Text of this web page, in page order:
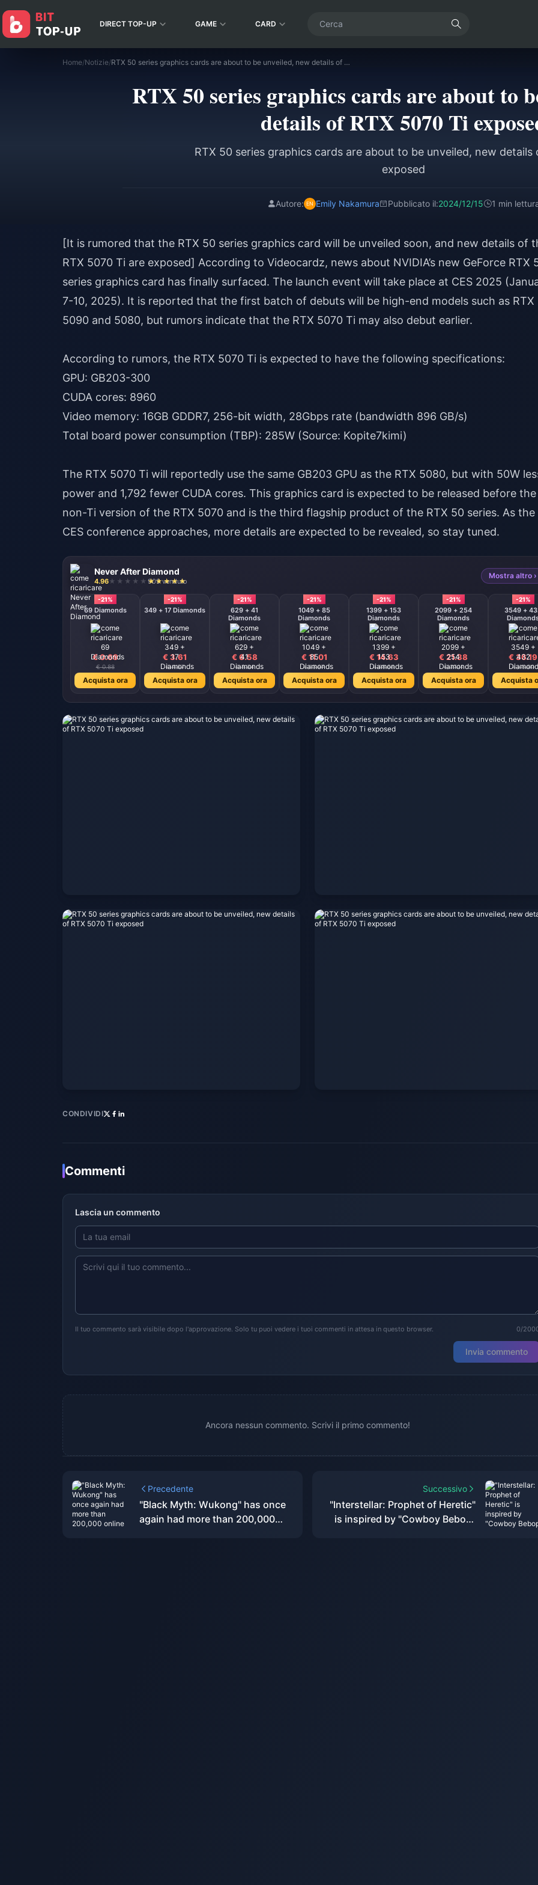
DIRECT TOP-UP GAME CARD
Home/Notizie/ RTX 50 series graphics cards are about to be unveiled, new details of RTX 5070 Ti exposed
RTX 50 series graphics cards are about to
details of RTX 5070 Ti
RTX 50 series graphics cards are about to be unveiled, new details
exposed
Autore: Emily Nakamura Pubblicato il:2024/12/15 1 min
[It is rumored that the RTX 50 series graphics card will be unveiled soon, and new details of
RTX 5070 Ti are exposed] According to Videocardz, news about NVIDIA’s new GeForce RTX
series graphics card has finally surfaced. The launch event will take place at CES 2025
7-10, 2025). It is reported that the first batch of debuts will be high-end models such as RTX
5090 and 5080, but rumors indicate that the RTX 5070 Ti may also debut earlier.
According to rumors, the RTX 5070 Ti is expected to have the following specifications:
GPU: GB203-300
CUDA cores: 8960
Video memory: 16GB GDDR7, 256-bit width, 28Gbps rate (bandwidth 896 GB/s)
Total board power consumption (TBP): 285W (Source: Kopite7kimi)
The RTX 5070 Ti will reportedly use the same GB203 GPU as the RTX 5080, but with 50W
power and 1,792 fewer CUDA cores. This graphics card is expected to be released before the
non-Ti version of the RTX 5070 and is the third flagship product of the RTX 50 series. As the
CES conference approaches, more details are expected to be revealed, so stay tuned.
Never After Diamond
4.96 909 venduto
Mostra altro ›
-21%
69 Diamonds
€ 0.69
€ 0.88
Acquista ora
-21%
349 + 17 Diamonds
€ 3.61
€ 4.57
Acquista ora
-21%
629 + 41
Diamonds
€ 6.58
€ 8.34
Acquista ora
-21%
1049 + 85
Diamonds
€ 11.01
€ 13.97
Acquista ora
-21%
1399 + 153
Diamonds
€ 14.63
€ 18.56
Acquista ora
-21%
2099 + 254
Diamonds
€ 21.38
€ 27.11
Acquista ora
-21%
3549 +
€ 36.19
€ 45.90
Acquista
CONDIVIDI
Commenti
Lascia un commento
Il tuo commento sarà visibile dopo l'approvazione. Solo tu puoi vedere i tuoi commenti in attesa in questo browser. 0/
Invia commento
Ancora nessun commento. Scrivi il primo commento!
Precedente
"Black Myth: Wukong" has once
again had more than 200,000
Successivo
"Interstellar: Prophet of Heretic"
is inspired by "Cowboy Bebop"